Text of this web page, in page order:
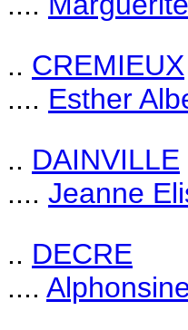
.. CREMIEUX
.... Esther
.. DAINVILLE
.... Jeanne
.. DECRE
....